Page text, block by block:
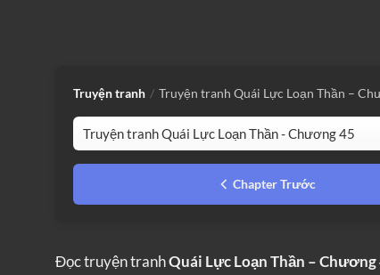
Truyện tranh / Truyện tranh Quái Lực Loạn Thần –
Chapter Trước
Đọc truyện tranhQuái Lực Loạn Thần – Chương